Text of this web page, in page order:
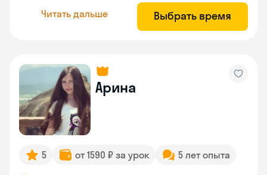
Читать дальше Выбрать время
Арина
5 от 1590 ₽ за урок 5 лет опыта